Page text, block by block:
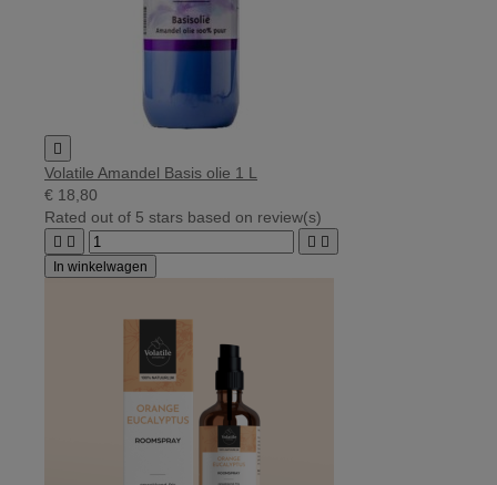

Volatile Amandel Basis olie 1 L
€ 18,80
Rated out of 5 stars based on review(s)
   
In winkelwagen